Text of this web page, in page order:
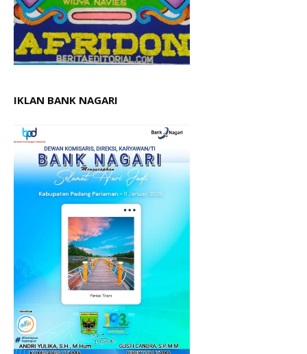
IKLAN BANK NAGARI